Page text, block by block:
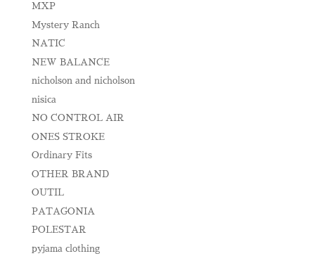
MXP
Mystery Ranch
NATIC
NEW BALANCE
nicholson and nicholson
nisica
NO CONTROL AIR
ONES STROKE
Ordinary Fits
OTHER BRAND
OUTIL
PATAGONIA
POLESTAR
pyjama clothing